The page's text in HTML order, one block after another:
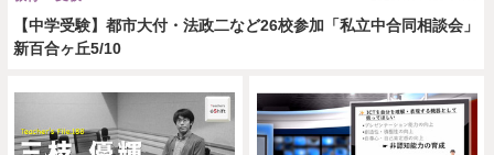
【中学受験】都市大付・法政二など26校参加「私立中合同相談会」
新百合ヶ丘5/10